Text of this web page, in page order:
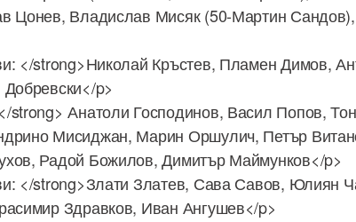
Цонев, Владислав Мисяк (50-Мартин
</strong>Николай Кръстев, Пламен Димов,
p>
Анатоли Господинов, Васил Попов,
Мисиджан, Марин Оршулич, Петър
Радой Божилов, Димитър Маймунков</p>
</strong>Злати Златев, Сава Савов, Юлиян
Здравков, Иван Ангушев</p>